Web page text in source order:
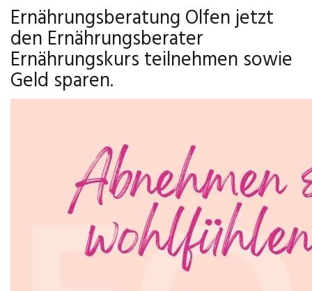
Ernährungsberatung Olfen jetzt
den Ernährungsberater
Ernährungskurs teilnehmen sowie
Geld sparen.